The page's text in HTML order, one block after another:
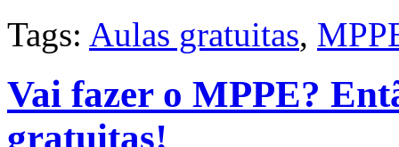
Tags: Aulas gratuitas,
Vai fazer o MPPE?
gratuitas!